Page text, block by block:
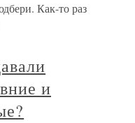
Как-то раз
и